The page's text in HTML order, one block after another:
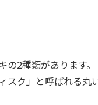
2種類があります。
スク」と呼ばれる丸